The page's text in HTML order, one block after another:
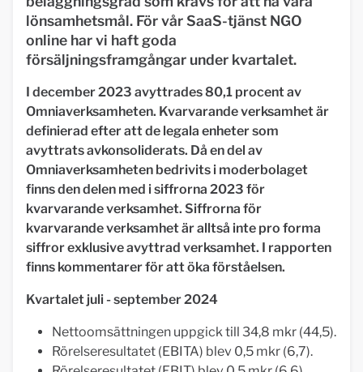
lönsamhetsmål. För vår SaaS-tjänst NGO
online har vi haft goda
försäljningsframgångar under kvartalet.
I december 2023 avyttrades 80,1 procent av
Omniaverksamheten. Kvarvarande verksamhet är
definierad efter att de legala enheter som
avyttrats avkonsoliderats. Då en del av
Omniaverksamheten bedrivits i moderbolaget
finns den delen med i siffrorna 2023 för
kvarvarande verksamhet. Siffrorna för
kvarvarande verksamhet är alltså inte pro forma
siffror exklusive avyttrad verksamhet. I rapporten
finns kommentarer för att öka förståelsen.
Kvartalet juli - september 2024
Nettoomsättningen uppgick till 34,8 mkr (44,5).
Rörelseresultatet (EBITA) blev 0,5 mkr (6,7).